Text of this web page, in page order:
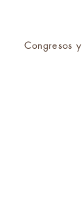
Congresos